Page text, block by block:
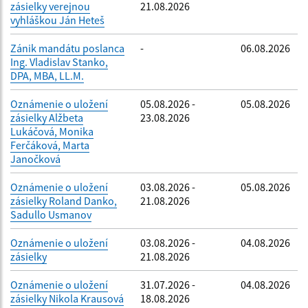
zásielky verejnou
vyhláškou Ján Heteš
21.08.2026
Zánik mandátu poslanca
Ing. Vladislav Stanko,
DPA, MBA, LL.M.
- 06.08.2026
Oznámenie o uložení
zásielky Alžbeta
Lukáčová, Monika
Ferčáková, Marta
Janočková
05.08.2026 -
23.08.2026
05.08.2026
Oznámenie o uložení
zásielky Roland Danko,
Sadullo Usmanov
03.08.2026 -
21.08.2026
05.08.2026
Oznámenie o uložení
zásielky
03.08.2026 -
21.08.2026
04.08.2026
Oznámenie o uložení
zásielky Nikola Krausová
31.07.2026 -
18.08.2026
04.08.2026